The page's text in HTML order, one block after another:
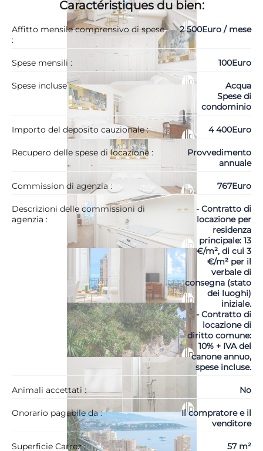
Caractéristiques du bien:
Affitto mensile comprensivo di spese
:
2 500Euro / mese
Spese mensili : 100Euro
Spese incluse :
Acqua
Spese di
condominio
Importo del deposito cauzionale : 4 400Euro
Recupero delle spese di locazione :
Provvedimento
annuale
Commission di agenzia : 767Euro
Descrizioni delle commissioni di
agenzia :
- Contratto di
locazione per
residenza
principale: 13
€/m², di cui 3
€/m² per il
verbale di
consegna (stato
dei luoghi)
iniziale.
- Contratto di
locazione di
diritto comune:
10% + IVA del
canone annuo,
spese incluse.
Animali accettati : No
Onorario pagabile da :
Il compratore e il
venditore
Superficie Carrez : 57 m²